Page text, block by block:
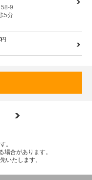
9
5分
円
。
合があります。
いたします。